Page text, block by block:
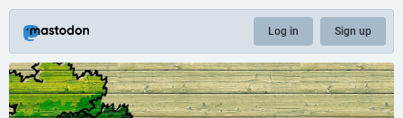
Log in Sign up